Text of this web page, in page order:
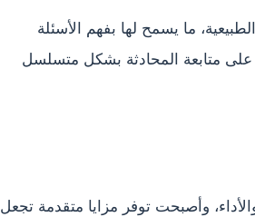
ما يسمح لها بفهم الأسئلة
على متابعة المحادثة بشكل متسلسل
وأصبحت توفر مزايا متقدمة تجعل